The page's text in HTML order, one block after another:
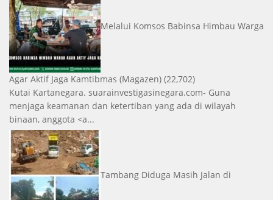
Melalui Komsos Babinsa Himbau Warga
Agar Aktif Jaga Kamtibmas (Magazen) (22,702)
Kutai Kartanegara. suarainvestigasinegara.com- Guna
menjaga keamanan dan ketertiban yang ada di wilayah
binaan, anggota <a...
Tambang Diduga Masih Jalan di